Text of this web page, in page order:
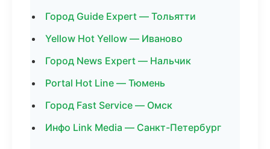
Город Guide Expert — Тольятти
Yellow Hot Yellow — Иваново
Город News Expert — Нальчик
Portal Hot Line — Тюмень
Город Fast Service — Омск
Инфо Link Media — Санкт-Петербург